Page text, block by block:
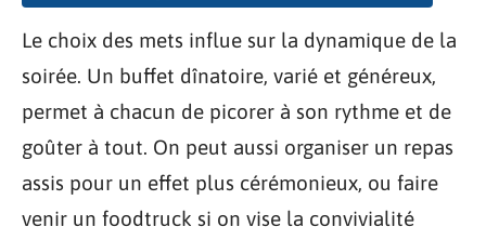
Le choix des mets influe sur la dynamique de la
soirée. Un buffet dînatoire, varié et généreux,
permet à chacun de picorer à son rythme et de
goûter à tout. On peut aussi organiser un repas
assis pour un effet plus cérémonieux, ou faire
venir un foodtruck si on vise la convivialité